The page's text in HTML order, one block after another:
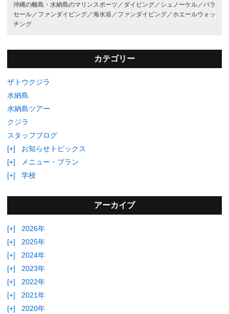
沖縄の離島・水納島のマリンスポーツ／ ダイビング／ シュノーケル／パラ
セール／ ファンダイビング／海水浴／ ファンダイビング／ホエールウォッ
チング
カテゴリー
ザトウクジラ
水納島
水納島ツアー
クジラ
スタッフブログ
[+]
お知らせトピックス
[+]
メニュー・プラン
[+]
学校
アーカイブ
[+]
2026年
[+]
2025年
[+]
2024年
[+]
2023年
[+]
2022年
[+]
2021年
[+]
2020年